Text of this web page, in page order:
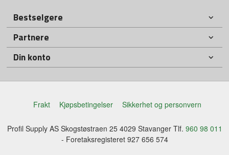
Bestselgere
Partnere
Din konto
Frakt Kjøpsbetingelser Sikkerhet og personvern
Profil Supply AS Skogstøstraen 25 4029 Stavanger Tlf. 960 98 011
- Foretaksregisteret 927 656 574